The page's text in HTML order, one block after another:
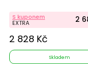
S kuponem
EXTRA 2
2 828 Kč
Skladem